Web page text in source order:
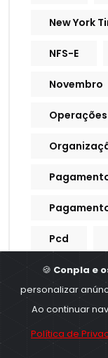
New York
NFS-E
Novembro
Pcd
Pensão
Pequena
🍪 Conpla e
personalizar
Ao continuar
Política de